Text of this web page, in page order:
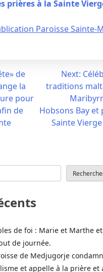
prières à la Sainte
Paroisse Sainte-
de
la
pour
de
Next:
traditions
Hobsons Bay et
Sainte
de foi : Marie et Marthe
de journée.
de Medjugorje
et appelle à la prière et